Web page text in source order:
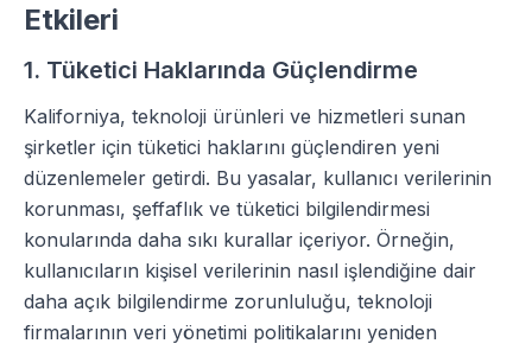
Etkileri
1. Tüketici Haklarında Güçlendirme
Kaliforniya, teknoloji ürünleri ve hizmetleri sunan
şirketler için tüketici haklarını güçlendiren yeni
düzenlemeler getirdi. Bu yasalar, kullanıcı verilerinin
korunması, şeffaflık ve tüketici bilgilendirmesi
konularında daha sıkı kurallar içeriyor. Örneğin,
kullanıcıların kişisel verilerinin nasıl işlendiğine dair
daha açık bilgilendirme zorunluluğu, teknoloji
firmalarının veri yönetimi politikalarını yeniden